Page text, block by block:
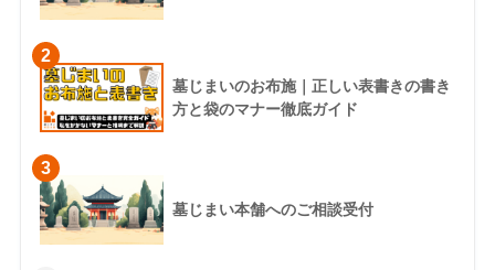
2
墓じまいのお布施｜正しい表書きの書き
方と袋のマナー徹底ガイド
3
墓じまい本舗へのご相談受付